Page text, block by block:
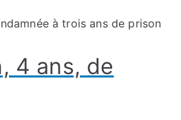
à trois ans de prison
4 ans, de